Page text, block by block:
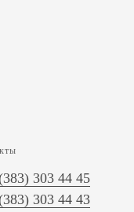
303 44 45
303 44 43